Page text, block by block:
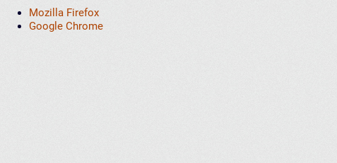
Mozilla Firefox
Google Chrome